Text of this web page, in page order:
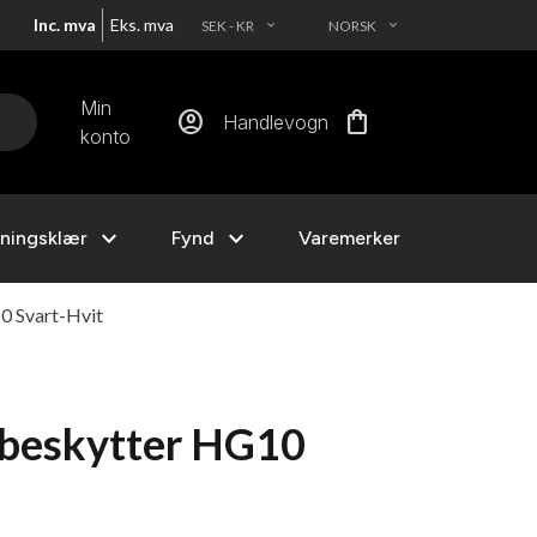
Inc. mva Eks. mva SEK - KR EXPAND_MORE NORSK EXPAND_MORE
Min
konto
account_circle Handlevogn shopping_bag
expand_more Fynd expand_more Varemerker
Svart-Hvit
HG10